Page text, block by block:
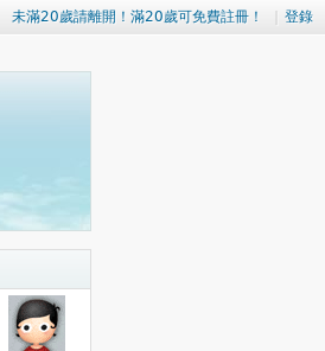
未滿20歲請離開！滿20歲可免費註冊！ 登錄